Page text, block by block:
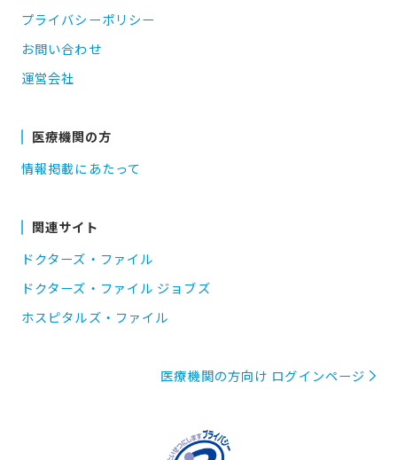
プライバシーポリシー
お問い合わせ
運営会社
医療機関の方
情報掲載にあたって
関連サイト
ドクターズ・ファイル
ドクターズ・ファイル ジョブズ
ホスピタルズ・ファイル
医療機関の方向け ログインページ